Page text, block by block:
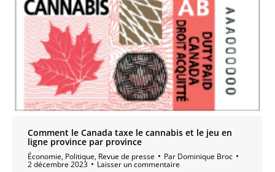
Comment le Canada taxe le cannabis et le jeu en
ligne province par province
Économie, Politique, Revue de presse Par Dominique Broc
2 décembre 2023 Laisser un commentaire